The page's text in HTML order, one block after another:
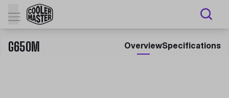
G650M OverviewSpecifications